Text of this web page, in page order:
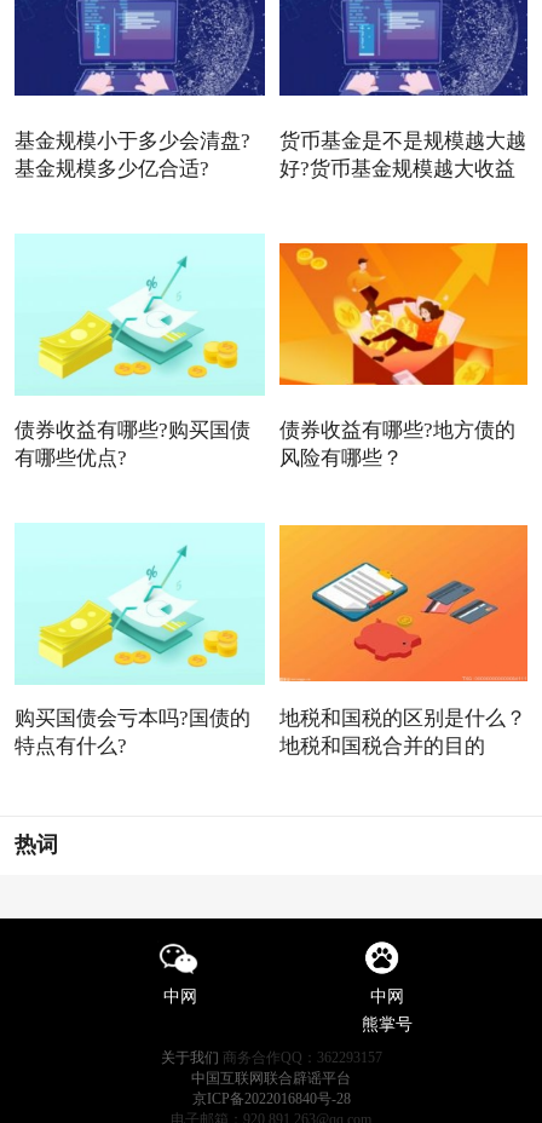
基金规模小于多少会清盘?
基金规模多少亿合适?
货币基金是不是规模越大越
好?货币基金规模越大收益
债券收益有哪些?购买国债
有哪些优点?
债券收益有哪些?地方债的
风险有哪些？
购买国债会亏本吗?国债的
特点有什么?
地税和国税的区别是什么？
地税和国税合并的目的
热词
中网
中网
熊掌号
关于我们 商务合作QQ：362293157
中国互联网联合辟谣平台
京ICP备2022016840号-28